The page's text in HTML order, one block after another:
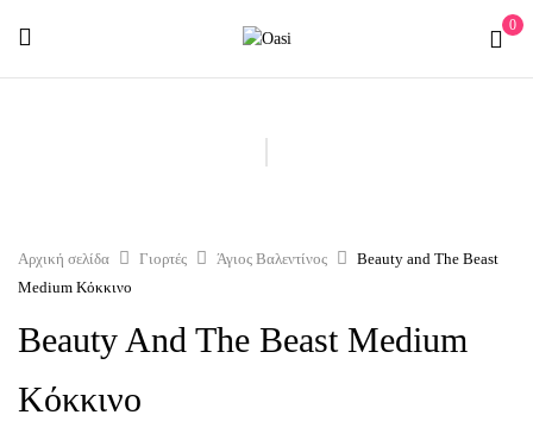
0
Αρχική σελίδα Γιορτές Άγιος Βαλεντίνος
Beauty and The Beast
Medium Κόκκινο
Beauty And The Beast Medium
Κόκκινο